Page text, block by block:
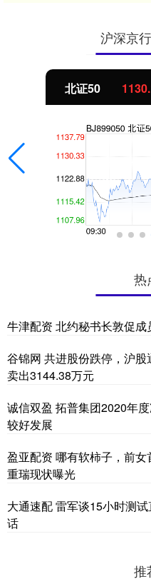
沪深京
北证50
热
牛津配资 北约秘书长敦促
谷锦网 共进股份跌停，沪股
卖出3144.38万元
诚信双盈 拓普集团2020年
较好发展
盈亚配资 哪有软柿子，前女
重瑞现状曝光
大通速配 雷军谈15小时测
话
推